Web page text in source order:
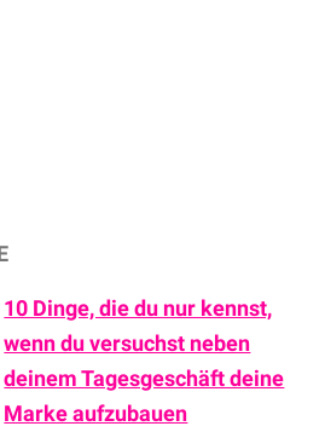
10 Dinge, die du nur kennst,
wenn du versuchst neben
deinem Tagesgeschäft deine
Marke aufzubauen